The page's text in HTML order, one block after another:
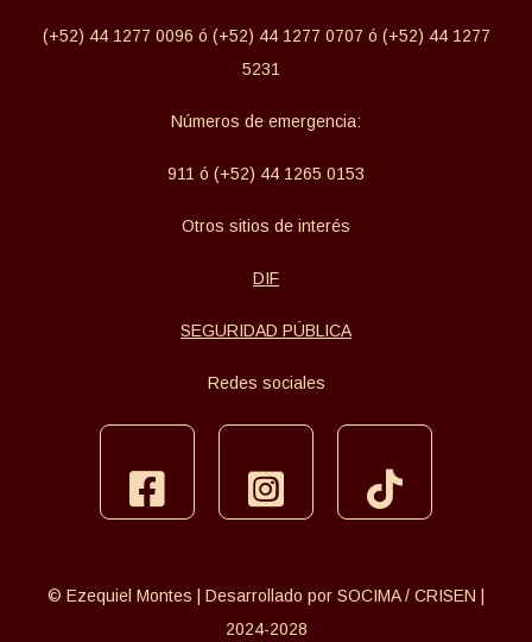
(+52) 44 1277 0096 ó (+52) 44 1277 0707 ó (+52) 44 1277
5231
Números de emergencia:
911 ó (+52) 44 1265 0153
Otros sitios de interés
DIF
SEGURIDAD PÚBLICA
Redes sociales
facebookinstagramtiktok
© Ezequiel Montes | Desarrollado por SOCIMA / CRISEN |
2024-2028